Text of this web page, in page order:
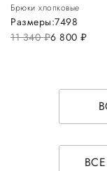
Брюки хлопковые
11 340руб.6 800 руб.
Размеры:7498